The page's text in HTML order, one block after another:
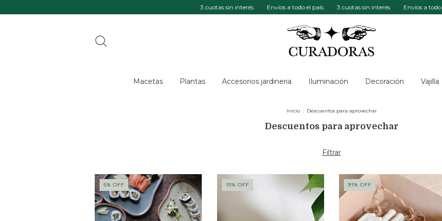
3 cuotas sin interés Envíos a todo el país 3 cuotas sin interés Envíos a todo el país
Macetas Plantas Accesorios jardineria Iluminación Decoración Vajilla
Inicio . Descuentos para aprovechar
Descuentos para aprovechar
Filtrar
5% OFF 15% OFF 91% OFF